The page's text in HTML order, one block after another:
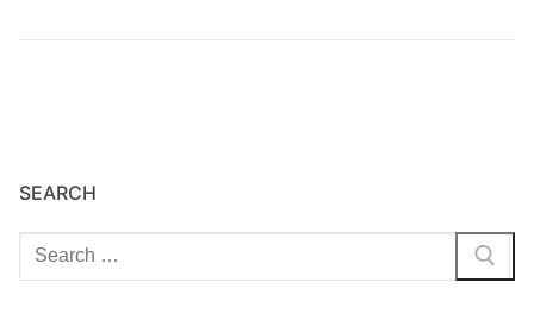
SEARCH
Cari: